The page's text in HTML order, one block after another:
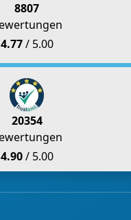
8807
4.77/ 5.00
20354
4.90/ 5.00